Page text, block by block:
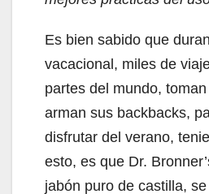
Es bien sabido que
vacacional, miles de
partes del mundo,
arman sus backbacks,
disfrutar del verano,
esto, es que Dr.
jabón puro de castilla,